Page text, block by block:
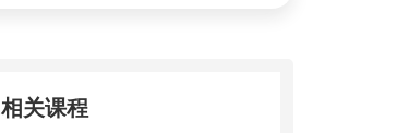
相关课程